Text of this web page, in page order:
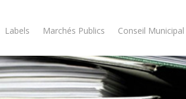
Labels Marchés Publics Conseil Municipal